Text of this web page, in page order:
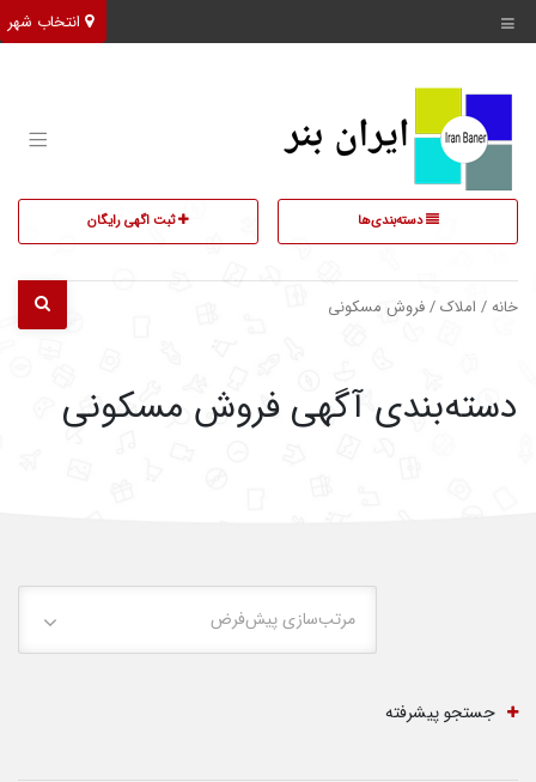
دسته‌بندی‌ها ثبت اگهی رایگان
خانه / املاک / فروش مسکونی
دسته‌بندی آگهی فروش مسکونی
مرتب‌سازی پیش‌فرض
جستجو پیشرفته